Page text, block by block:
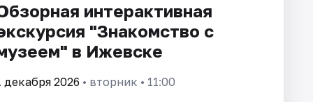
интерактивная
"Знакомство с
в Ижевске
декабря 2026 • вторник • 11:00